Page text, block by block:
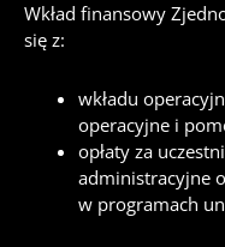
Wkład finansowy
się z:
wkładu
operacyjne i
opłaty za
administracyjne
w programach